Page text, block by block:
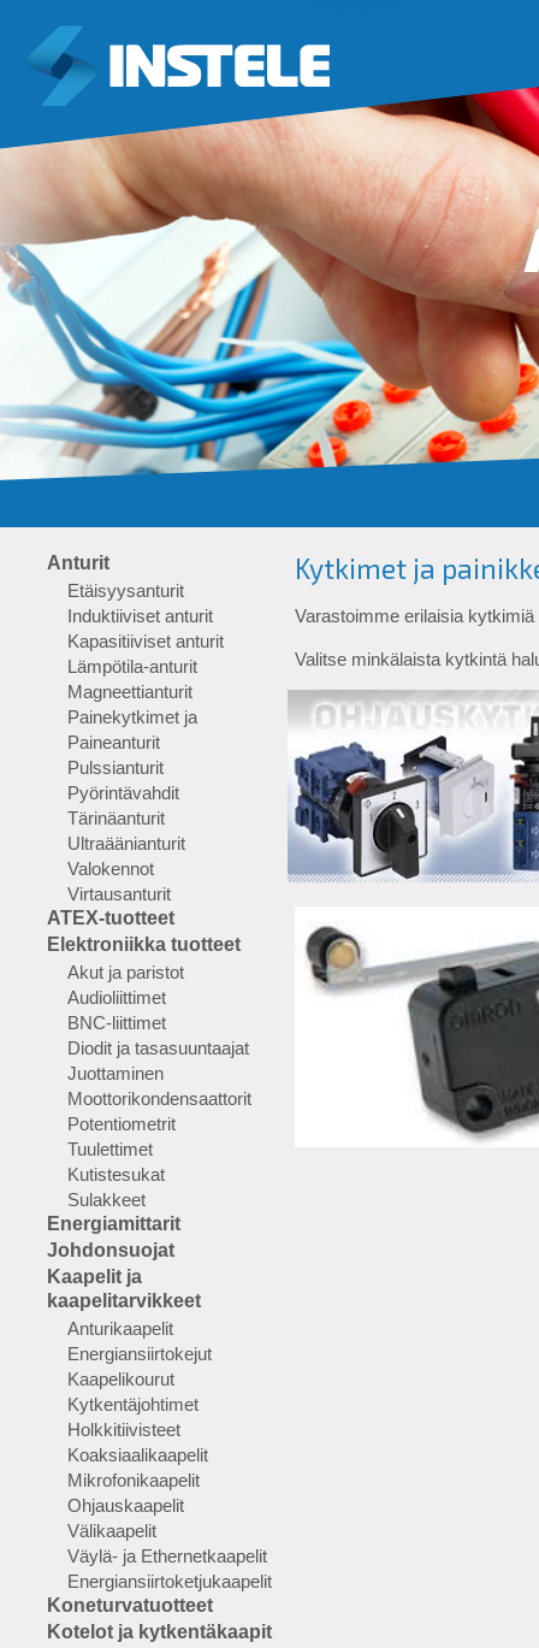
Anturit
Etäisyysanturit
Induktiiviset anturit
Kapasitiiviset anturit
Lämpötila-anturit
Magneettianturit
Painekytkimet ja
Paineanturit
Pulssianturit
Pyörintävahdit
Tärinäanturit
Ultraäänianturit
Valokennot
Virtausanturit
ATEX-tuotteet
Elektroniikka tuotteet
Akut ja paristot
Audioliittimet
BNC-liittimet
Diodit ja tasasuuntaajat
Juottaminen
Moottorikondensaattorit
Potentiometrit
Tuulettimet
Kutistesukat
Sulakkeet
Energiamittarit
Johdonsuojat
Kaapelit ja
kaapelitarvikkeet
Anturikaapelit
Energiansiirtokejut
Kaapelikourut
Kytkentäjohtimet
Holkkitiivisteet
Koaksiaalikaapelit
Mikrofonikaapelit
Ohjauskaapelit
Välikaapelit
Väylä- ja Ethernetkaapelit
Energiansiirtoketjukaapelit
Koneturvatuotteet
Kotelot ja kytkentäkaapit
Kytkimet ja
Varastoimme erilaisia
Valitse minkälaista kytkintä